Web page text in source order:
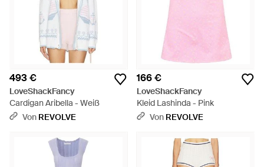
493 €
LoveShackFancy
Cardigan Aribella - Weiß
Von REVOLVE
166 €
LoveShackFancy
Kleid Lashinda - Pink
Von REVOLVE